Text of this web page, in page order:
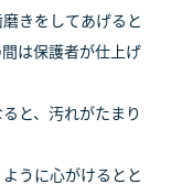
きをしてあげると
は保護者が仕上げ
と、汚れがたまり
うに心がけるとと